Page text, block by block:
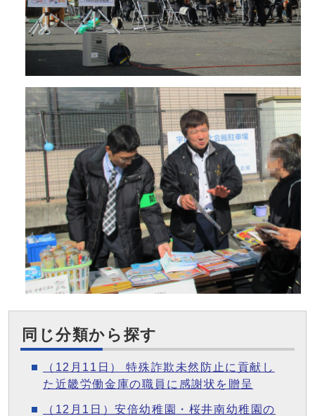
同じ分類から探す
（12月11日） 特殊詐欺未然防止に貢献し
た近畿労働金庫の職員に感謝状を贈呈
（12月1日）安倍幼稚園・桜井南幼稚園の